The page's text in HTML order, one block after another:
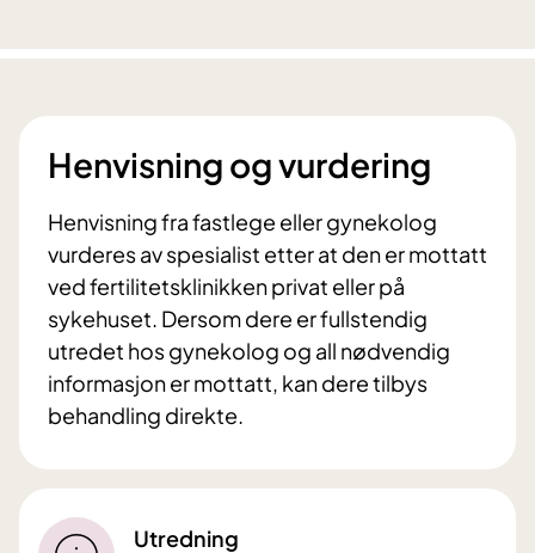
Henvisning og vurdering
Henvisning fra fastlege eller gynekolog
vurderes av spesialist etter at den er mottatt
ved fertilitetsklinikken privat eller på
sykehuset. Dersom dere er fullstendig
utredet hos gynekolog og all nødvendig
informasjon er mottatt, kan dere tilbys
behandling direkte.
Utredning